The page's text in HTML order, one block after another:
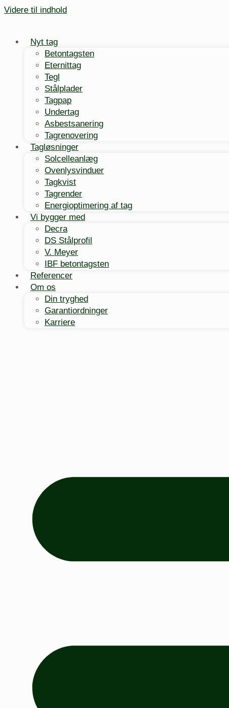
Videre til indhold
Nyt tag
Betontagsten
Eternittag
Tegl
Stålplader
Tagpap
Undertag
Asbestsanering
Tagrenovering
Tagløsninger
Solcelleanlæg
Ovenlysvinduer
Tagkvist
Tagrender
Energioptimering af tag
Vi bygger med
Decra
DS Stålprofil
V. Meyer
IBF betontagsten
Referencer
Om os
Din tryghed
Garantiordninger
Karriere